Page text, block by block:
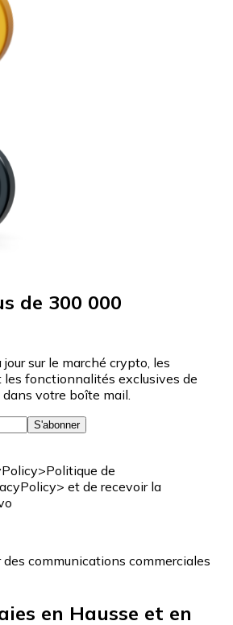
de 300 000
sur le marché crypto, les
les fonctionnalités exclusives de
votre boîte mail.
S'abonner
de
et de recevoir la
des communications commerciales
en Hausse et en